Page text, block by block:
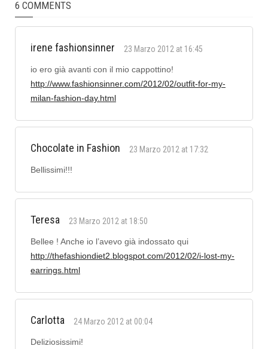
6 COMMENTS
irene fashionsinner 23 Marzo 2012 at 16:45
io ero già avanti con il mio cappottino!
http://www.fashionsinner.com/2012/02/outfit-for-my-
milan-fashion-day.html
Chocolate in Fashion 23 Marzo 2012 at 17:32
Bellissimi!!!
Teresa 23 Marzo 2012 at 18:50
Bellee ! Anche io l’avevo già indossato qui
http://thefashiondiet2.blogspot.com/2012/02/i-lost-my-
earrings.html
Carlotta 24 Marzo 2012 at 00:04
Deliziosissimi!